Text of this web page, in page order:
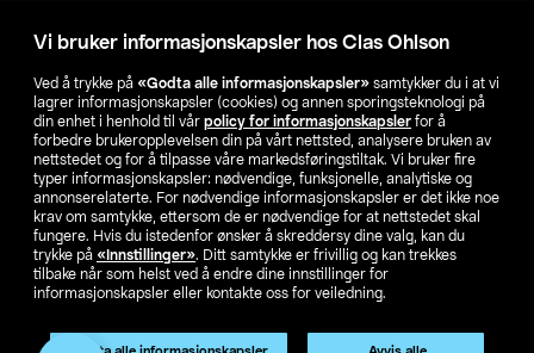
Vi bruker informasjonskapsler hos Clas Ohlson
Ved å trykke på «Godta alle informasjonskapsler» samtykker du i at vi
lagrer informasjonskapsler (cookies) og annen sporingsteknologi på
din enhet i henhold til vår policy for informasjonskapsler for å
forbedre brukeropplevelsen din på vårt nettsted, analysere bruken av
nettstedet og for å tilpasse våre markedsføringstiltak. Vi bruker fire
typer informasjonskapsler: nødvendige, funksjonelle, analytiske og
annonserelaterte. For nødvendige informasjonskapsler er det ikke noe
krav om samtykke, ettersom de er nødvendige for at nettstedet skal
fungere. Hvis du istedenfor ønsker å skreddersy dine valg, kan du
trykke på «Innstillinger». Ditt samtykke er frivillig og kan trekkes
tilbake når som helst ved å endre dine innstillinger for
informasjonskapsler eller kontakte oss for veiledning.
Produktet har utgått
Våre selskaper
Finn din butikk
SE NO FI
Endre til priser ekskl. moms